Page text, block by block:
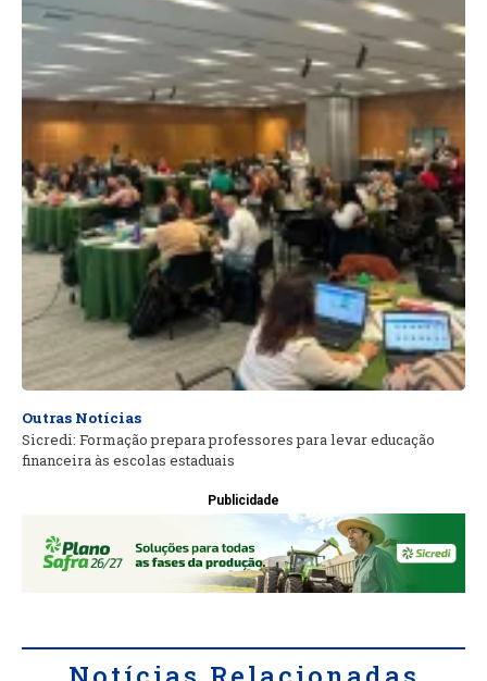
Outras Notícias
Sicredi: Formação prepara professores para levar educação
financeira às escolas estaduais
Publicidade